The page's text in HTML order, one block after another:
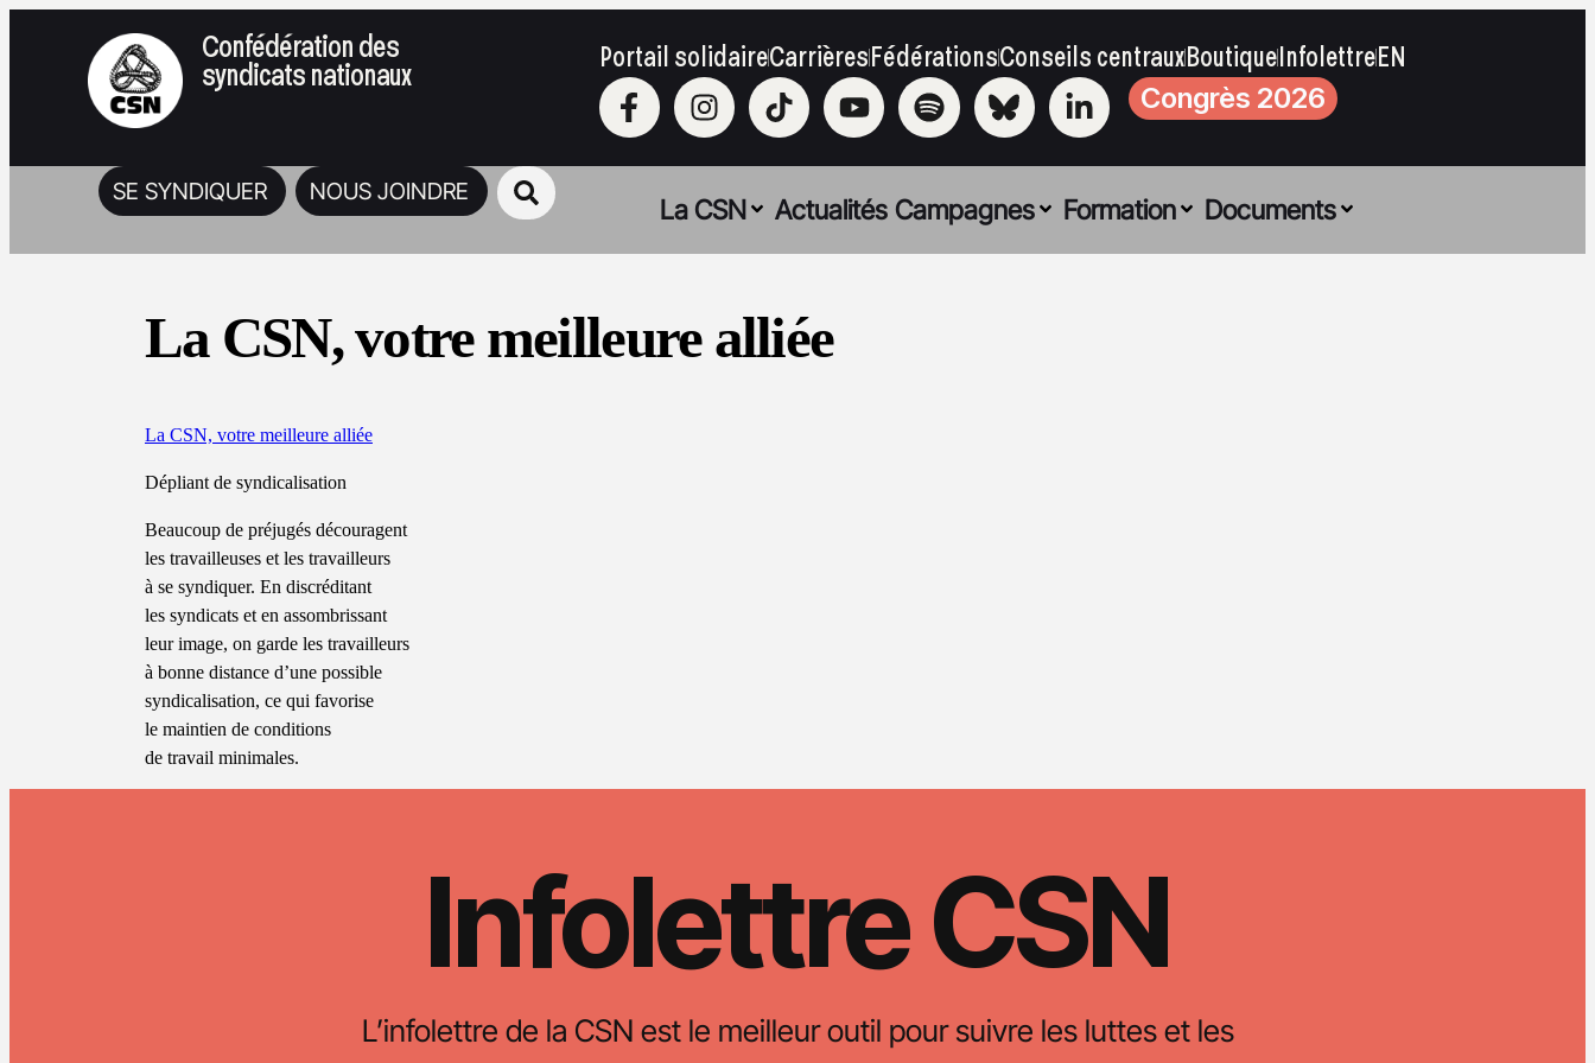
Confédération des
syndicats nationaux Portail solidaireCarrièresFédérationsConseils centrauxBoutiqueInfolettreEN
Congrès 2026
SE SYNDIQUER NOUS JOINDRE
La CSN Actualités Campagnes Formation Documents
La CSN, votre meilleure alliée
La CSN, votre meilleure alliée
Dépliant de syndicalisation
Beaucoup de préjugés découragent
les travailleuses et les travailleurs
à se syndiquer. En discréditant
les syndicats et en assombrissant
leur image, on garde les travailleurs
à bonne distance d’une possible
syndicalisation, ce qui favorise
le maintien de conditions
de travail minimales.
Infolettre CSN
L’infolettre de la CSN est le meilleur outil pour suivre les luttes et les